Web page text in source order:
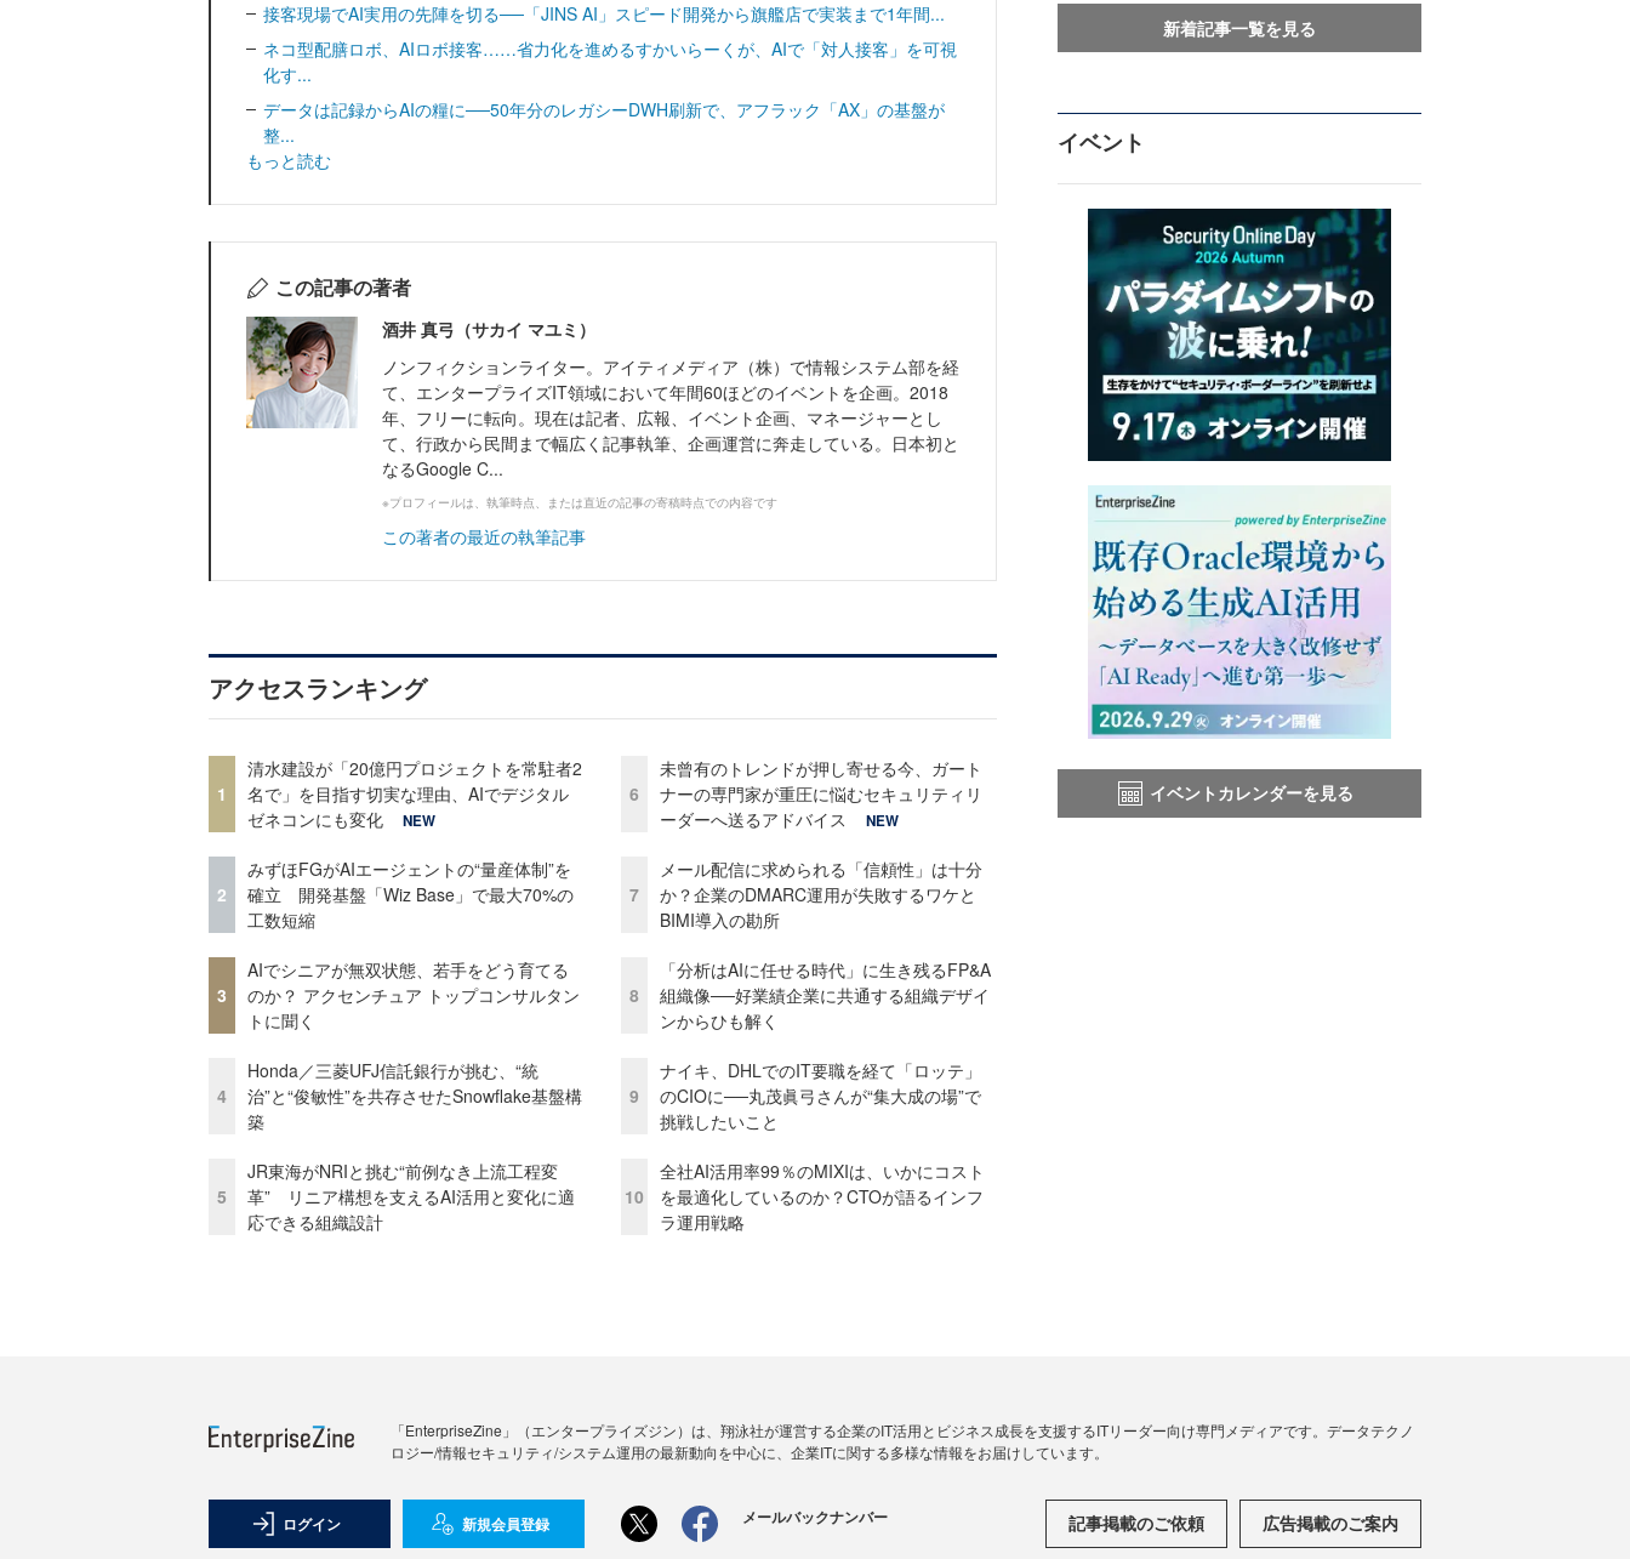
接客現場でAI実用の先陣を切る──「JINS AI」スピード開発から旗艦店で実装まで1年間...
ネコ型配膳ロボ、AIロボ接客……省力化を進めるすかいらーくが、AIで「対人接客」を可視
化す...
データは記録からAIの糧に──50年分のレガシーDWH刷新で、アフラック「AX」の基盤が
整...
もっと読む
この記事の著者
酒井 真弓（サカイ マユミ）
ノンフィクションライター。アイティメディア（株）で情報システム部を経
て、エンタープライズIT領域において年間60ほどのイベントを企画。2018
年、フリーに転向。現在は記者、広報、イベント企画、マネージャーとし
て、行政から民間まで幅広く記事執筆、企画運営に奔走している。日本初と
なるGoogle C...
※プロフィールは、執筆時点、または直近の記事の寄稿時点での内容です
この著者の最近の執筆記事
アクセスランキング
1
清水建設が「20億円プロジェクトを常駐者2
名で」を目指す切実な理由、AIでデジタル
ゼネコンにも変化
NEW
2
みずほFGがAIエージェントの“量産体制”を
確立 開発基盤「Wiz Base」で最大70%の
工数短縮
3
AIでシニアが無双状態、若手をどう育てる
のか？ アクセンチュア トップコンサルタン
トに聞く
4
Honda／三菱UFJ信託銀行が挑む、“統
治”と“俊敏性”を共存させたSnowflake基盤構
築
5
JR東海がNRIと挑む“前例なき上流工程変
革” リニア構想を支えるAI活用と変化に適
応できる組織設計
6
未曾有のトレンドが押し寄せる今、ガート
ナーの専門家が重圧に悩むセキュリティリ
ーダーへ送るアドバイス
NEW
7
メール配信に求められる「信頼性」は十分
か？企業のDMARC運用が失敗するワケと
BIMI導入の勘所
8
「分析はAIに任せる時代」に生き残るFP&A
組織像──好業績企業に共通する組織デザイ
ンからひも解く
9
ナイキ、DHLでのIT要職を経て「ロッテ」
のCIOに──丸茂眞弓さんが“集大成の場”で
挑戦したいこと
10
全社AI活用率99％のMIXIは、いかにコスト
を最適化しているのか？CTOが語るインフ
ラ運用戦略
新着記事一覧を見る
イベント
イベントカレンダーを見る
「EnterpriseZine」（エンタープライズジン）は、翔泳社が運営する企業のIT活用とビジネス成長を支援するITリーダー向け専門メディアです。データテクノ
ロジー/情報セキュリティ/システム運用の最新動向を中心に、企業ITに関する多様な情報をお届けしています。
ログイン 新規会員登録 メールバックナンバー 記事掲載のご依頼 広告掲載のご案内